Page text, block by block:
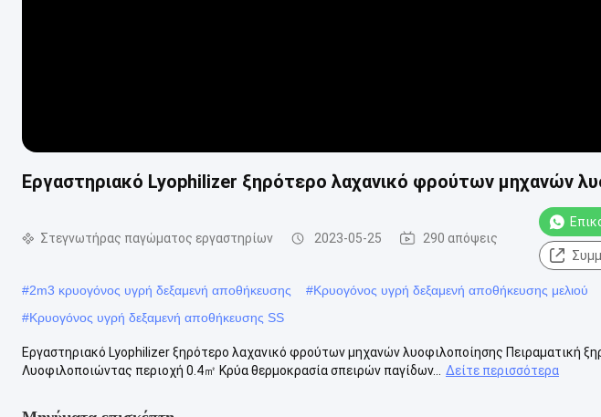
Εργαστηριακό Lyophilizer ξηρότερο λαχανικό φρούτων μηχανών
Στεγνωτήρας παγώματος εργαστηρίων 2023-05-25 290 απόψεις
#2m3 κρυογόνος υγρή δεξαμενή αποθήκευσης #Κρυογόνος υγρή δεξαμενή αποθήκευσης μελιού
#Κρυογόνος υγρή δεξαμενή αποθήκευσης SS
Εργαστηριακό Lyophilizer ξηρότερο λαχανικό φρούτων μηχανών λυοφιλοποίησης Πειραματική
Λυοφιλοποιώντας περιοχή 0.4㎡ Κρύα θερμοκρασία σπειρών παγίδων...
Δείτε περισσότερα